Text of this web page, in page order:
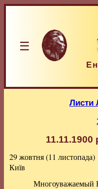
☰
Листи
11.11.1900
29 жовтня (11 листопада)
Київ
Многоуважаемый